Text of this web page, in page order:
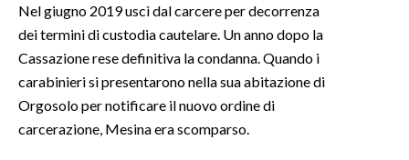
Nel giugno 2019 uscì dal carcere per decorrenza
dei termini di custodia cautelare. Un anno dopo la
Cassazione rese definitiva la condanna. Quando i
carabinieri si presentarono nella sua abitazione di
Orgosolo per notificare il nuovo ordine di
carcerazione, Mesina era scomparso.